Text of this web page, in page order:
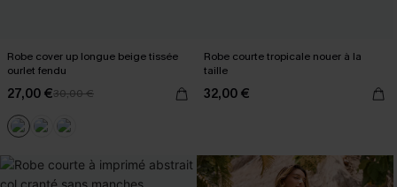
Robe cover up longue beige tissée
ourlet fendu
27,00 €30,00 €
Robe courte tropicale nouer à la
taille
32,00 €